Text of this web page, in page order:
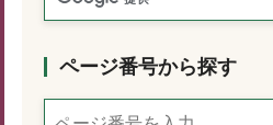
ページ番号から探す